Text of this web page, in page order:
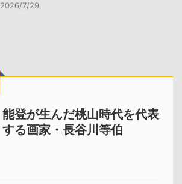
2026/7/29
能登が生んだ桃山時代を代表
する画家・長谷川等伯